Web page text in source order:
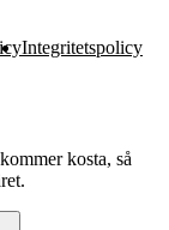
Integritetspolicy
kosta, så